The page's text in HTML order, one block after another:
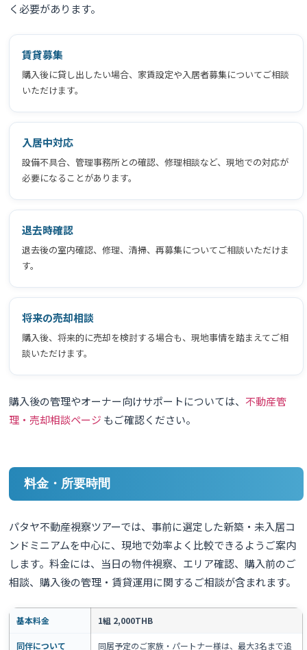
く必要があります。
賃貸募集
購入後に貸し出したい場合、家賃設定や入居者募集についてご相談
いただけます。
入居中対応
設備不具合、管理事務所との確認、修理相談など、現地での対応が
必要になることがあります。
退去時確認
退去後の室内確認、修理、清掃、再募集についてご相談いただけま
す。
将来の売却相談
購入後、将来的に売却を検討する場合も、現地事情を踏まえてご相
談いただけます。
購入後の管理やオーナー向けサポートについては、不動産管
理・売却相談ページ もご確認ください。
料金・所要時間
パタヤ不動産視察ツアーでは、事前に選定した新築・未入居コ
ンドミニアムを中心に、現地で効率よく比較できるようご案内
します。料金には、当日の物件視察、エリア確認、購入前のご
相談、購入後の管理・賃貸運用に関するご相談が含まれます。
基本料金 1組 2,000THB
同伴について
同居予定のご家族・パートナー様は、最大3名まで追